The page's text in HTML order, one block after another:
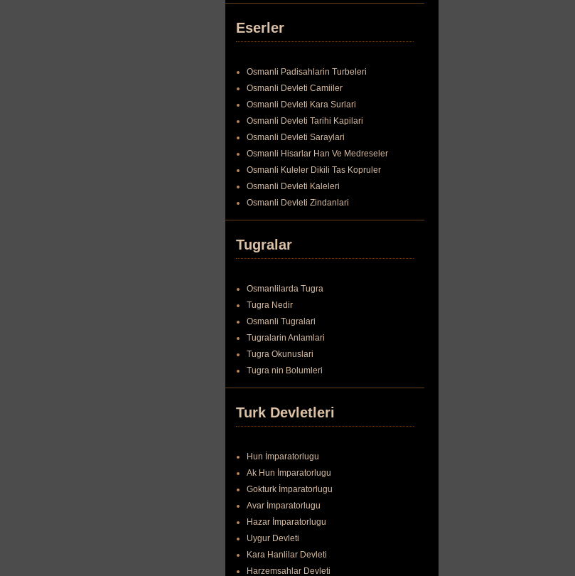
Eserler
Osmanli Padisahlarin Turbeleri
Osmanli Devleti Camiiler
Osmanli Devleti Kara Surlari
Osmanli Devleti Tarihi Kapilari
Osmanli Devleti Saraylari
Osmanli Hisarlar Han Ve Medreseler
Osmanli Kuleler Dikili Tas Kopruler
Osmanli Devleti Kaleleri
Osmanli Devleti Zindanlari
Tugralar
Osmanlilarda Tugra
Tugra Nedir
Osmanli Tugralari
Tugralarin Anlamlari
Tugra Okunuslari
Tugra nin Bolumleri
Turk Devletleri
Hun İmparatorlugu
Ak Hun İmparatorlugu
Gokturk İmparatorlugu
Avar İmparatorlugu
Hazar İmparatorlugu
Uygur Devleti
Kara Hanlilar Devleti
Harzemsahlar Devleti